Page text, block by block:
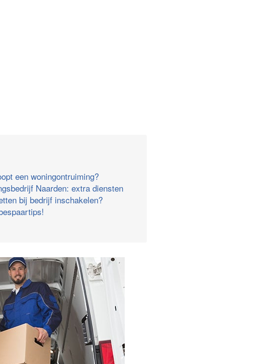
een woningontruiming?
Naarden: extra diensten
bij bedrijf inschakelen?